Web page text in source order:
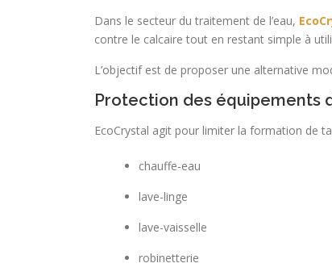
Dans le secteur du traitement de l’eau,
contre le calcaire tout en restant simple à
L’objectif est de proposer une alternative
Protection des équipements
EcoCrystal agit pour limiter la formation de
chauffe-eau
lave-linge
lave-vaisselle
robinetterie